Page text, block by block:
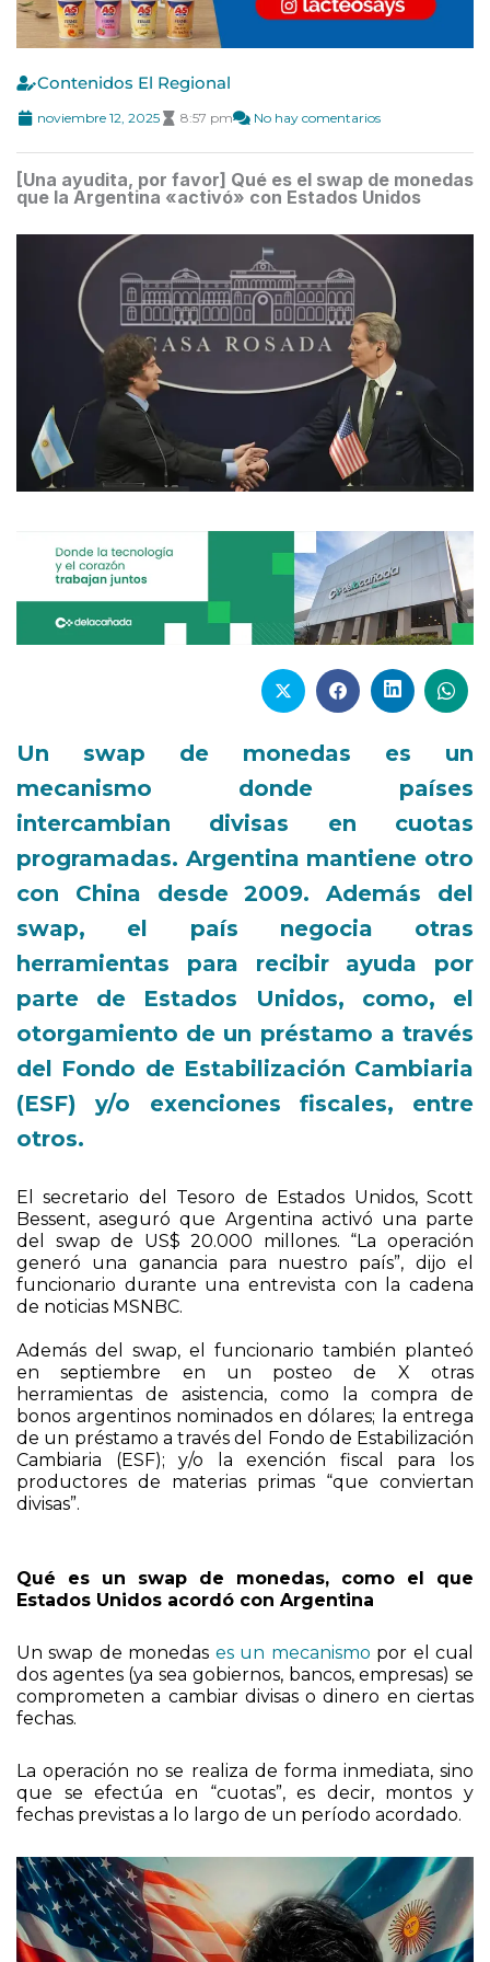
Contenidos El Regional
noviembre 12, 2025 8:57 pm No hay comentarios
[Una ayudita, por favor] Qué es el swap de monedas
que la Argentina «activó» con Estados Unidos
Un swap de monedas es un
mecanismo donde países
intercambian divisas en cuotas
programadas. Argentina mantiene otro
con China desde 2009.
Además del
swap, el país negocia otras
herramientas para recibir ayuda por
parte de Estados Unidos, como, el
otorgamiento de un préstamo a través
del Fondo de Estabilización Cambiaria
(ESF) y/o exenciones fiscales, entre
otros.
El secretario del Tesoro de Estados Unidos, Scott
Bessent, aseguró que Argentina activó una parte
generó una ganancia para nuestro país”, dijo el
funcionario durante una entrevista con la cadena
de noticias MSNBC.
Además del swap, el funcionario también planteó
en septiembre en un posteo de X otras
bonos argentinos nominados en dólares; la entrega
de un préstamo a través del Fondo de Estabilización
Cambiaria (ESF); y/o la exención fiscal para los
productores de materias primas “que conviertan
divisas”.
Qué es un swap de monedas, como el que
Un swap de monedases un mecanismopor el cual
dos agentes (ya sea gobiernos, bancos, empresas) se
fechas.
La operación no se realiza de forma inmediata, sino
que se efectúa en “cuotas”, es decir, montos y